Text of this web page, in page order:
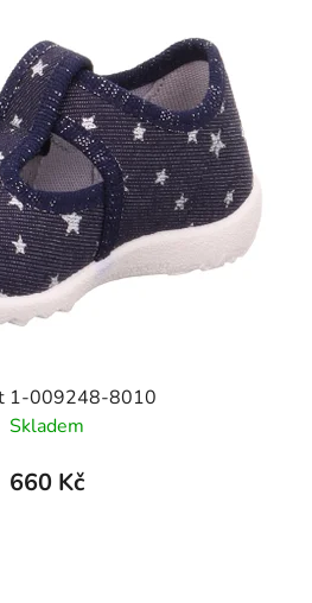
1-009248-8010
Skladem
660 Kč